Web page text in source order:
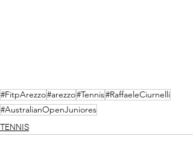
#FitpArezzo#arezzo#Tennis#RaffaeleCiurnelli
#AustralianOpenJuniores
TENNIS